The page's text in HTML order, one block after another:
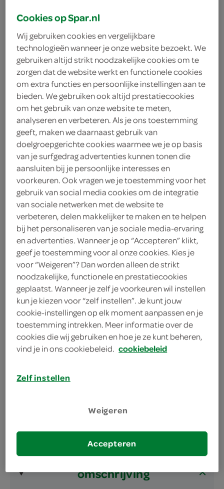
Dr. Oetker Kloppudding
Vanille
Dr. Oetker
1.
25
74 Gram
Let op: aanbiedingen zijn niet zichtbaar bij de
producten, maar worden wél automatisch
verwerkt in de winkelmand.
kwaliteit is het beste recept
Klaar in een handomdraai
Authenthiek recept
omschrijving
Cookies op Spar.nl
Wij gebruiken cookies en vergelijkbare
technologieën wanneer je onze website bezoekt. We
gebruiken altijd strikt noodzakelijke cookies om te
zorgen dat de website werkt en functionele cookies
om extra functies en persoonlijke instellingen aan te
bieden. We gebruiken ook altijd prestatiecookies
om het gebruik van onze website te meten,
analyseren en verbeteren. Als je ons toestemming
geeft, maken we daarnaast gebruik van
doelgroepgerichte cookies waarmee we je op basis
van je surfgedrag advertenties kunnen tonen die
aansluiten bij je persoonlijke interesses en
voorkeuren. Ook vragen we je toestemming voor het
gebruik van social media cookies om de integratie
van sociale netwerken met de website te
verbeteren, delen makkelijker te maken en te helpen
bij het personaliseren van je sociale media-ervaring
en advertenties. Wanneer je op “Accepteren” klikt,
geef je toestemming voor al onze cookies. Kies je
voor “Weigeren”? Dan worden alleen de strikt
noodzakelijke, functionele en prestatiecookies
geplaatst. Wanneer je zelf je voorkeuren wil instellen
kun je kiezen voor “zelf instellen”. Je kunt jouw
cookie-instellingen op elk moment aanpassen en je
toestemming intrekken. Meer informatie over de
cookies die wij gebruiken en hoe je ze kunt beheren,
vind je in ons cookiebeleid. cookiebeleid
Zelf instellen
Weigeren
Accepteren